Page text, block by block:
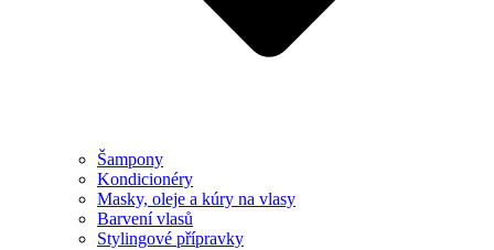
Šampony
Kondicionéry
Masky, oleje a kúry na vlasy
Barvení vlasů
Stylingové přípravky